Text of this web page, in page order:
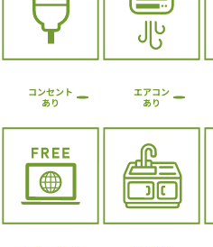
コンセント
あり
エアコン
あり